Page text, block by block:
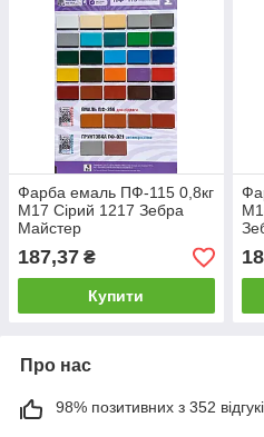
Фарба емаль ПФ-115 0,8кг
М17 Сірий 1217 Зебра
Майстер
187,37 ₴
Купити
Про нас
98% позитивних з 352